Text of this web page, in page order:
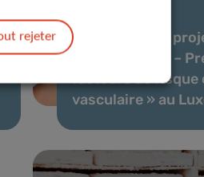
Lancement du
#Stay Healthy –
facteurs de risque
vasculaire » au
rejeter